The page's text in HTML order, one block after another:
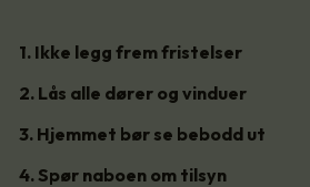
1. Ikke legg frem fristelser
2. Lås alle dører og vinduer
3. Hjemmet bør se bebodd ut
4. Spør naboen om tilsyn